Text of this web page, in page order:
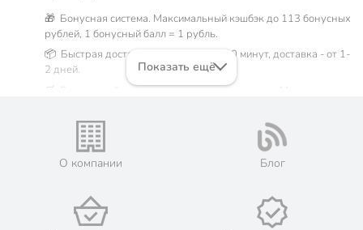
🎁 Бонусная система. Максимальный кэшбэк до 113 бонусных
рублей, 1 бонусный балл = 1 рубль.
📦 Быстрая доставка. Самовывоз от 60 минут, доставка - от 1-
2 дней.
🛒 Бесплатный самовывоз из магазинов города Москва.
его онлайн на официальном сайте сети магазинов Порядок.
💳 Оплата: онлайн на сайте интернет-гипермаркета или
наличными при получении.
📜 Только оригинальная продукция. Интернет-гипермаркет
Порядок - официальный представитель ведущих мировых
Показать ещё
О компании Блог